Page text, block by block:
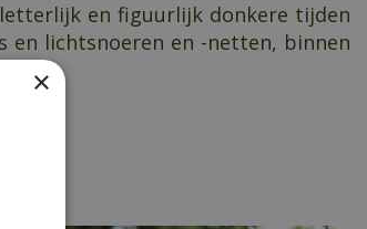
en figuurlijk donkere tijden
en lichtsnoeren en -netten, binnen
×